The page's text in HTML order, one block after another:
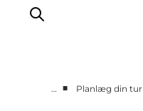
… ■ Planlæg din tur